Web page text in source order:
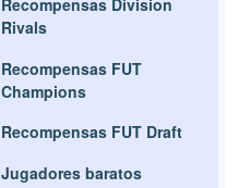
Recompensas Division
Rivals
Recompensas FUT
Champions
Recompensas FUT Draft
Jugadores baratos